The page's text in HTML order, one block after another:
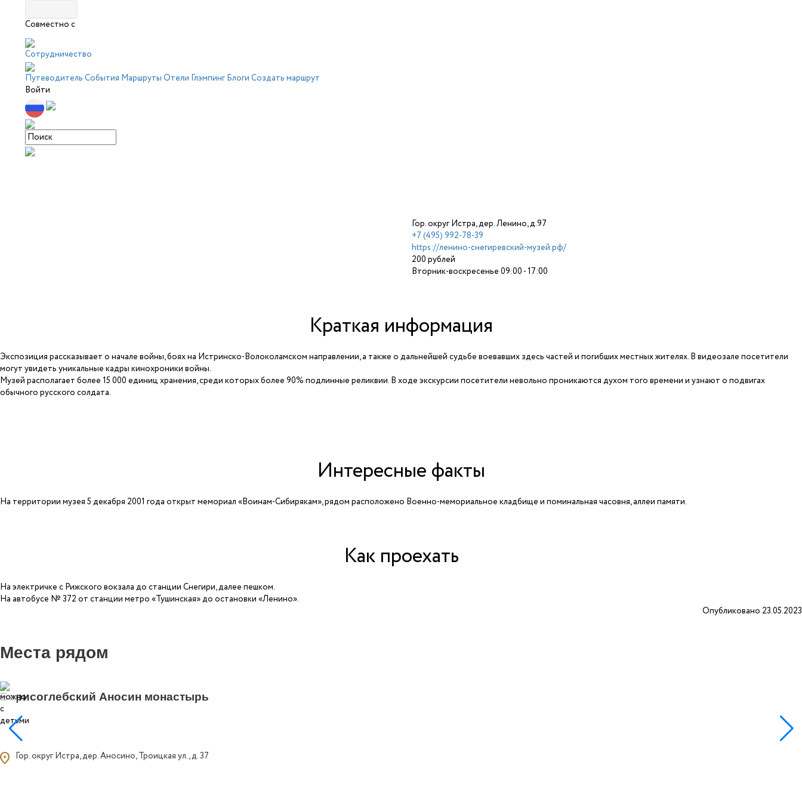
Совместно с
Сотрудничество
Путеводитель События Маршруты Отели Глэмпинг Блоги Создать маршрут
Войти
Гор. округ Истра, дер. Ленино, д.97
+7 (495) 992-78-39
https://ленино-снегиревский-музей.рф/
200 рублей
Вторник-воскресенье 09:00 - 17:00
Краткая информация
Экспозиция рассказывает о начале войны, боях на Истринско-Волоколамском направлении, а также о дальнейшей судьбе воевавших здесь частей и погибших местных жителях. В видеозале посетители
могут увидеть уникальные кадры кинохроники войны.
Музей располагает более 15 000 единиц хранения, среди которых более 90% подлинные реликвии. В ходе экскурсии посетители невольно проникаются духом того времени и узнают о подвигах
обычного русского солдата.
Интересные факты
На территории музея 5 декабря 2001 года открыт мемориал «Воинам-Сибирякам», рядом расположено Военно-мемориальное кладбище и поминальная часовня, аллеи памяти.
Как проехать
На электричке с Рижского вокзала до станции Снегири, далее пешком.
На автобусе № 372 от станции метро «Тушинская» до остановки «Ленино».
Опубликовано 23.05.2023
Места рядом
Борисоглебский Аносин монастырь
Гор. округ Истра, дер. Аносино, Троицкая ул., д. 37